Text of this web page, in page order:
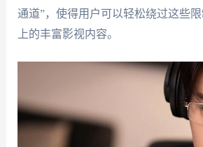
通道”，使得用户可以轻松绕过这些
上的丰富影视内容。